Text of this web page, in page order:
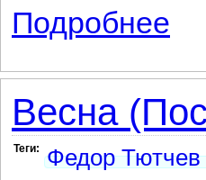
Подробнее
Весна
Теги: Федор Тютчев